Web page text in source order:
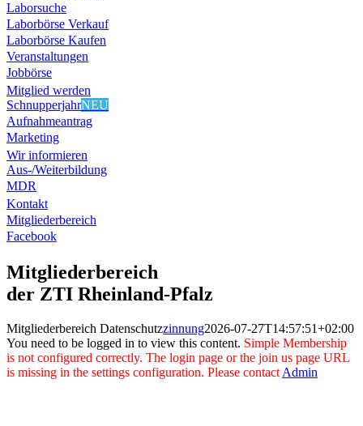
Laborsuche
Laborbörse Verkauf
Laborbörse Kaufen
Veranstaltungen
Jobbörse
Mitglied werden
SchnupperjahrNEU
Aufnahmeantrag
Marketing
Wir informieren
Aus-/Weiterbildung
MDR
Kontakt
Mitgliederbereich
Facebook
Mitgliederbereich
der ZTI Rheinland-Pfalz
Mitgliederbereich Datenschutzzinnung2026-07-27T14:57:51+02:00
You need to be logged in to view this content. Simple Membership
is not configured correctly. The login page or the join us page URL
is missing in the settings configuration. Please contact Admin